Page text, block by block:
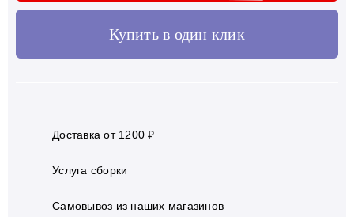
Купить в один клик
Доставка от 1200 ₽
Услуга сборки
Самовывоз из наших магазинов